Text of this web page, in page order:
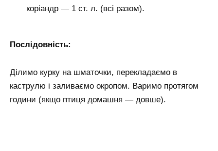
коріандр — 1 ст. л. (всі разом).
Послідовність:
Ділимо курку на шматочки, перекладаємо в
каструлю і заливаємо окропом. Варимо протягом
години (якщо птиця домашня — довше).